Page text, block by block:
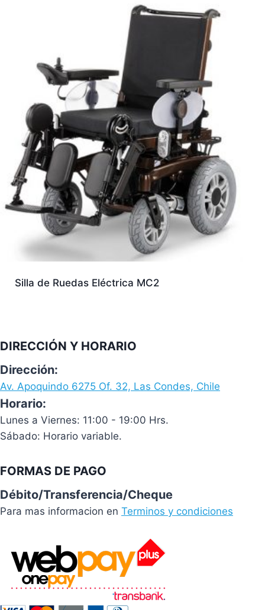
Silla de Ruedas Eléctrica MC2
DIRECCIÓN Y HORARIO
Dirección:
Av. Apoquindo 6275 Of. 32, Las Condes, Chile
Horario:
Lunes a Viernes: 11:00 - 19:00 Hrs.
Sábado: Horario variable.
FORMAS DE PAGO
Débito/Transferencia/Cheque
Para mas informacion en Terminos y condiciones